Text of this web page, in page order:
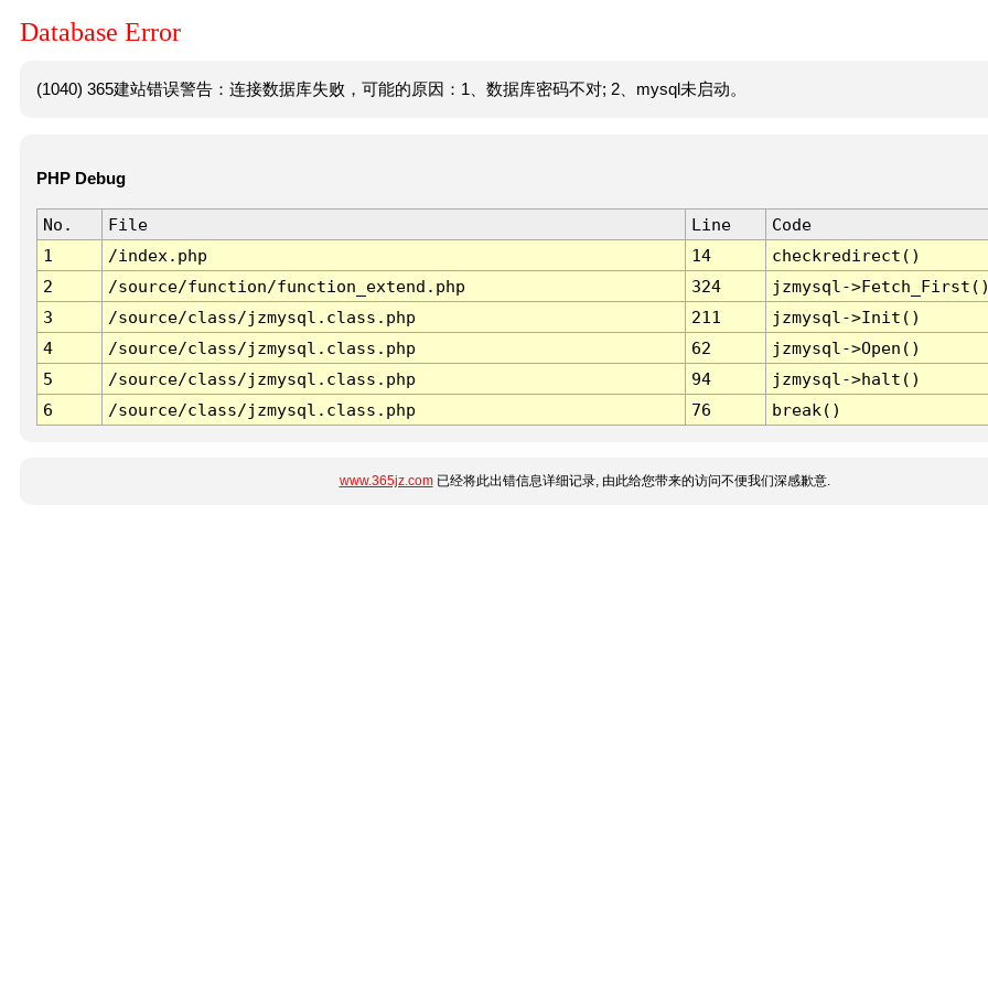
Database Error
(1040) 365建站错误警告：连接数据库失败，可能的原因：1、数据库密码不对; 2、mysql未启动。
PHP Debug
No. File Line
Code
1
/index.php 14
checkredirect()
2
/source/function/function_extend.php 324
jzmysql-
3
/source/class/jzmysql.class.php 211
jzmysql->Init()
4
/source/class/jzmysql.class.php 62
jzmysql->Open()
5
/source/class/jzmysql.class.php 94
jzmysql->halt()
6
/source/class/jzmysql.class.php 76 break()
www.365jz.com已经将此出错信息详细记录, 由此给您带来的访问不便我们深感歉意.